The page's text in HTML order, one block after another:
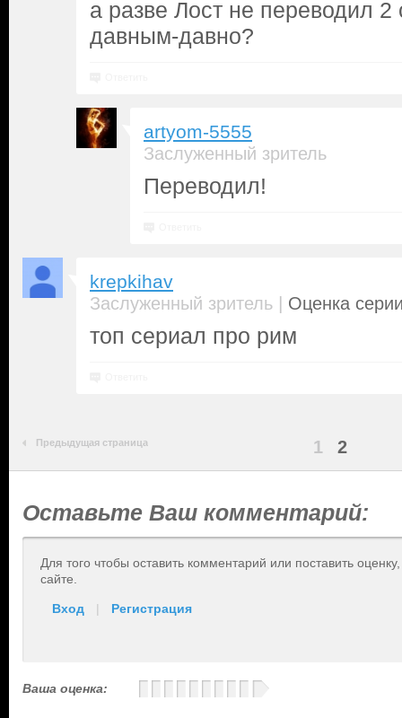
а разве Лост не переводил 2
давным-давно?
artyom-5555
Заслуженный зритель
Переводил!
krepkihav
Заслуженный зритель | Оценка
топ сериал про рим
Предыдущая страница 1 2
Оставьте Ваш комментарий:
Для того чтобы оставить комментарий или поставить
сайте.
Вход | Регистрация
Ваша оценка: